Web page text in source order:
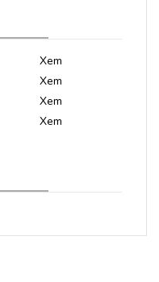
Xem
Xem
Xem
Xem